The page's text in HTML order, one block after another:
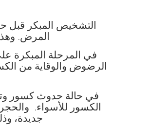
التشخيص المبكر قبل
المرض.
في المرحلة المبكرة
الرضوض والوقاية من
في حالة حدوث كسور
الكسور للأسواء. والحجر
جديدة،